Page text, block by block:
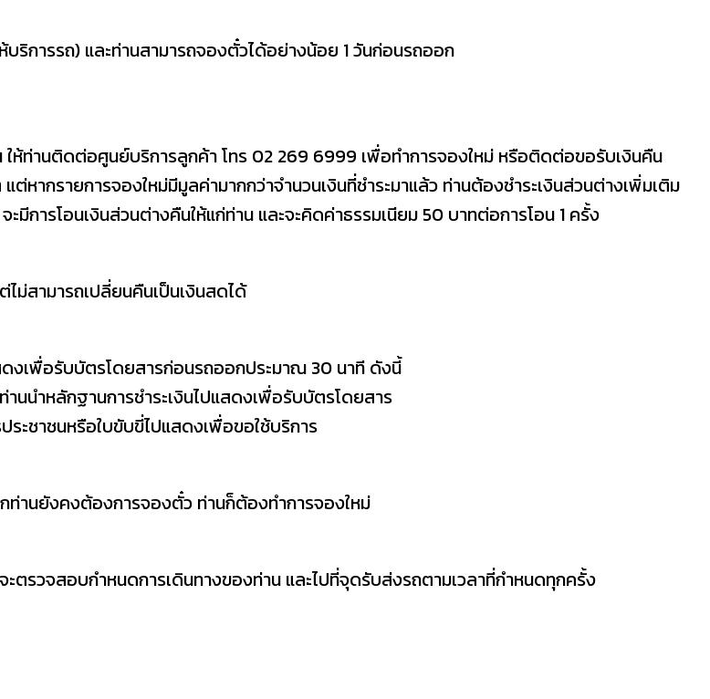
การรถ) และท่านสามารถจองตั๋วได้อย่างน้อย 1 วันก่อนรถออก
ให้ท่านติดต่อศูนย์บริการลูกค้า โทร 02 269 6999 เพื่อทำการจองใหม่ หรือติดต่อขอรับเงินคืน
หากรายการจองใหม่มีมูลค่ามากกว่าจำนวนเงินที่ชำระมาแล้ว ท่านต้องชำระเงินส่วนต่างเพิ่มเติม
มีการโอนเงินส่วนต่างคืนให้แก่ท่าน และจะคิดค่าธรรมเนียม 50 บาทต่อการโอน 1 ครั้ง
ม่สามารถเปลี่ยนคืนเป็นเงินสดได้
ดงเพื่อรับบัตรโดยสารก่อนรถออกประมาณ 30 นาที ดังนี้
านนำหลักฐานการชำระเงินไปแสดงเพื่อรับบัตรโดยสาร
ะชาชนหรือใบขับขี่ไปแสดงเพื่อขอใช้บริการ
กท่านยังคงต้องการจองตั๋ว ท่านก็ต้องทำการจองใหม่
ตรวจสอบกำหนดการเดินทางของท่าน และไปที่จุดรับส่งรถตามเวลาที่กำหนดทุกครั้ง